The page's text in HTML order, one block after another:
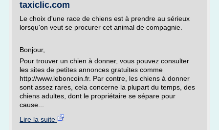
taxiclic.com
Le choix d'une race de chiens est à prendre au sérieux
lorsqu'on veut se procurer cet animal de compagnie.
Bonjour,
Pour trouver un chien à donner, vous pouvez consulter
les sites de petites annonces gratuites comme
http://www.leboncoin.fr. Par contre, les chiens à donner
sont assez rares, cela concerne la plupart du temps, des
chiens adultes, dont le propriétaire se sépare pour
cause...
Lire la suite